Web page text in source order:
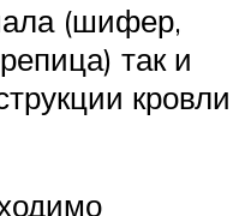
(шифер,
так и
кровли